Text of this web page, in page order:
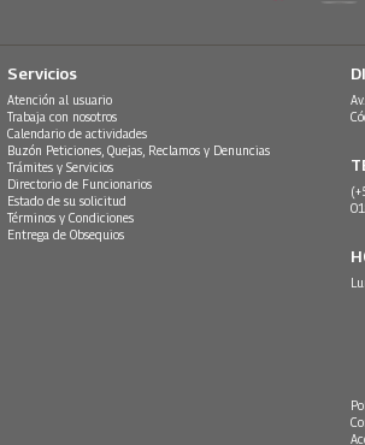
Servicios
Atención al usuario
Trabaja con nosotros
Calendario de actividades
Buzón Peticiones, Quejas, Reclamos y Denuncias
Trámites y Servicios
Directorio de Funcionarios
Estado de su solicitud
Términos y Condiciones
Entrega de Obsequios